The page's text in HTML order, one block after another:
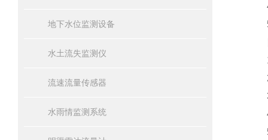
地下水位监测设备
水土流失监测仪
流速流量传感器
水雨情监测系统
4
5
1
2
3
4
5